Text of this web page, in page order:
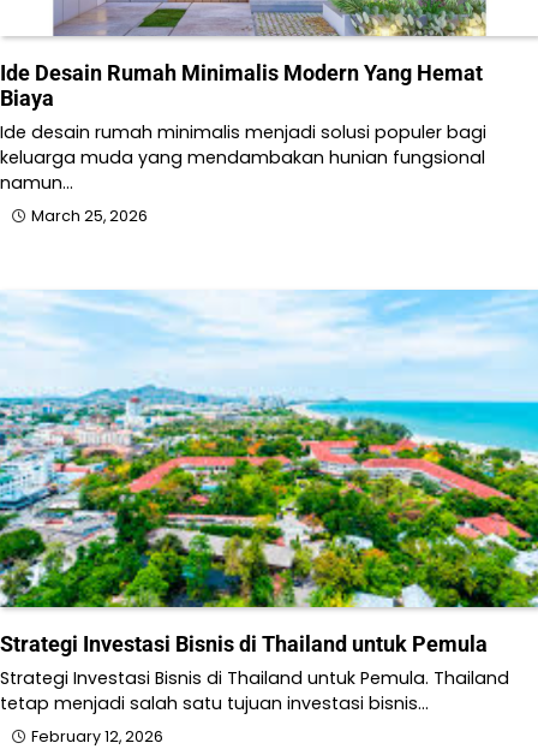
Ide Desain Rumah Minimalis Modern Yang Hemat
Biaya
Ide desain rumah minimalis menjadi solusi populer bagi
keluarga muda yang mendambakan hunian fungsional
namun…
March 25, 2026
Strategi Investasi Bisnis di Thailand untuk Pemula
Strategi Investasi Bisnis di Thailand untuk Pemula. Thailand
tetap menjadi salah satu tujuan investasi bisnis…
February 12, 2026